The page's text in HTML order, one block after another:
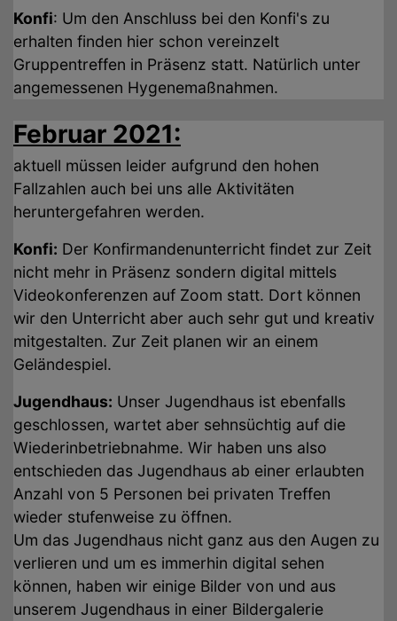
Konfi: Um den Anschluss bei den Konfi's zu
erhalten finden hier schon vereinzelt
Gruppentreffen in Präsenz statt. Natürlich unter
angemessenen Hygenemaßnahmen.
Februar 2021:
aktuell müssen leider aufgrund den hohen
Fallzahlen auch bei uns alle Aktivitäten
heruntergefahren werden.
Konfi: Der Konfirmandenunterricht findet zur Zeit
nicht mehr in Präsenz sondern digital mittels
Videokonferenzen auf Zoom statt. Dort können
wir den Unterricht aber auch sehr gut und kreativ
mitgestalten. Zur Zeit planen wir an einem
Geländespiel.
Jugendhaus: Unser Jugendhaus ist ebenfalls
geschlossen, wartet aber sehnsüchtig auf die
Wiederinbetriebnahme. Wir haben uns also
entschieden das Jugendhaus ab einer erlaubten
Anzahl von 5 Personen bei privaten Treffen
wieder stufenweise zu öffnen.
Um das Jugendhaus nicht ganz aus den Augen zu
verlieren und um es immerhin digital sehen
können, haben wir einige Bilder von und aus
unserem Jugendhaus in einer Bildergalerie